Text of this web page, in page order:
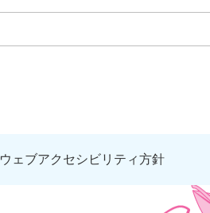
ウェブアクセシビリティ方針